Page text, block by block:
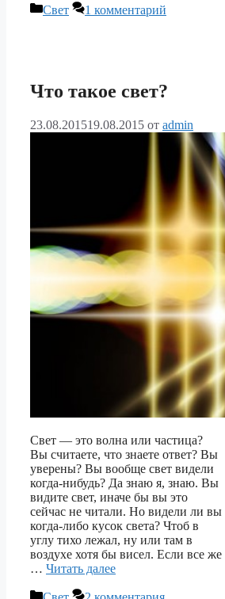
Рубрики
Свет 1 комментарий
Что такое свет?
23.08.201519.08.2015 от admin
Свет — это волна или частица?
Вы считаете, что знаете ответ? Вы
уверены? Вы вообще свет видели
когда-нибудь? Да знаю я, знаю. Вы
видите свет, иначе бы вы это
сейчас не читали. Но видели ли вы
когда-либо кусок света? Чтоб в
углу тихо лежал, ну или там в
воздухе хотя бы висел. Если все же
… Читать далее
Рубрики